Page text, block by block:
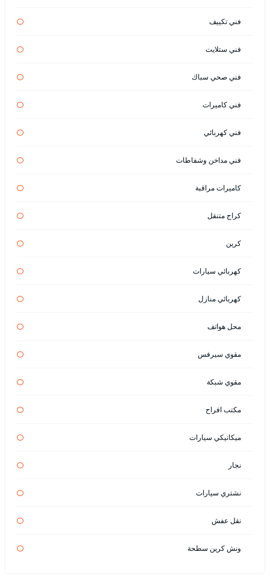
فني تكييف
فني ستلايت
فني صحي سباك
فني كاميرات
فني كهربائي
فني مداخن وشفاطات
كاميرات مراقبة
كراج متنقل
كرين
كهربائي سيارات
كهربائي منازل
محل هواتف
مقوي سيرفس
مقوي شبكة
مكتب افراح
ميكانيكي سيارات
نجار
نشتري سيارات
نقل عفش
ونش كرين سطحة